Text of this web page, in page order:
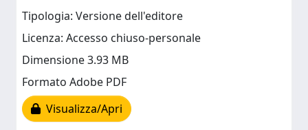
Tipologia: Versione dell'editore
Licenza: Accesso chiuso-personale
Dimensione 3.93 MB
Formato Adobe PDF
Visualizza/Apri